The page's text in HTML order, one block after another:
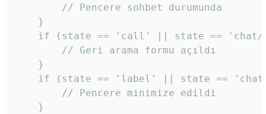
        // Pencere sohbet durumunda
    }
if (state == 'call' || state ==
        // Geri arama formu açıldı
    }
if (state == 'label' || state ==
        // Pencere minimize edildi
    }